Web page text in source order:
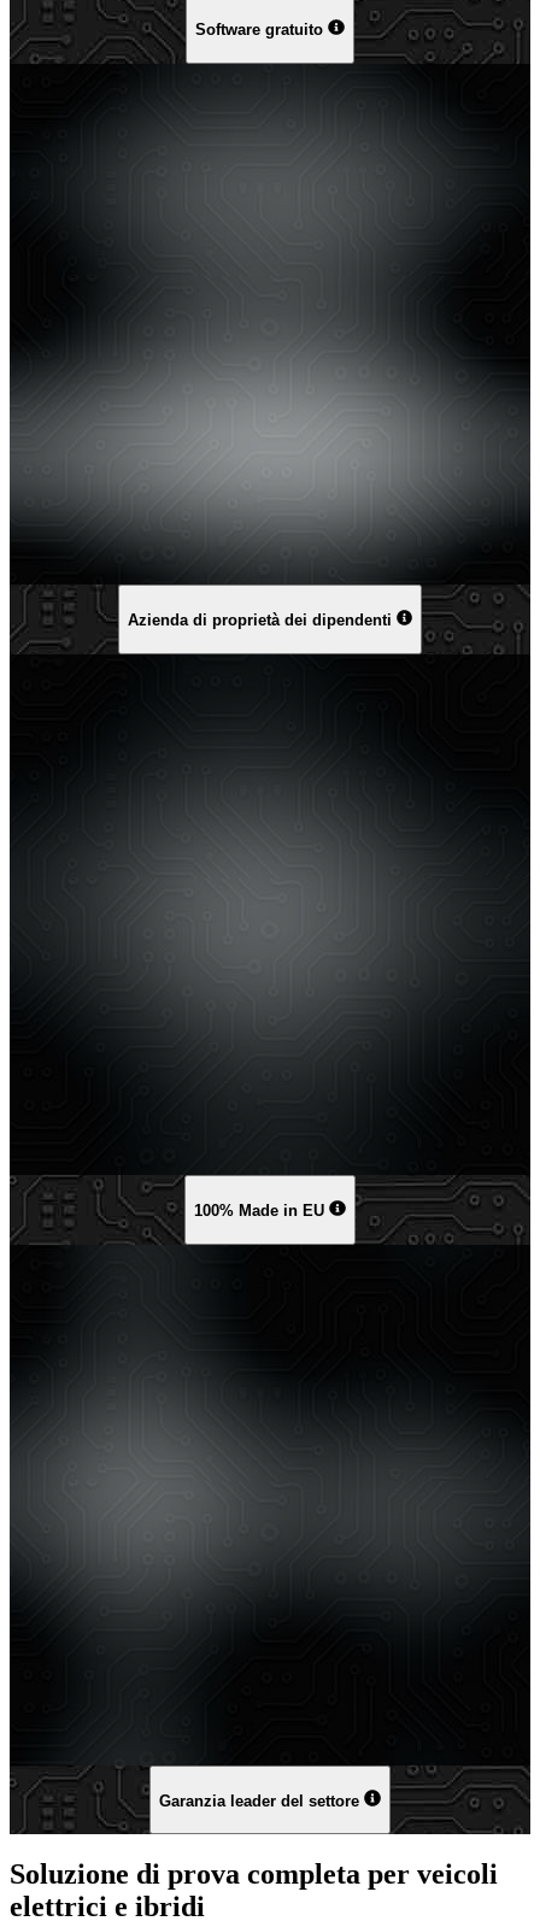
Software gratuito
Azienda di proprietà dei dipendenti
100% Made in EU
Garanzia leader del settore
Soluzione di prova completa per veicoli
elettrici e ibridi